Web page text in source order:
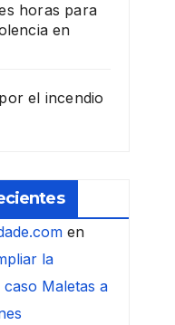
horas para
en
el incendio
en
la
Maletas a